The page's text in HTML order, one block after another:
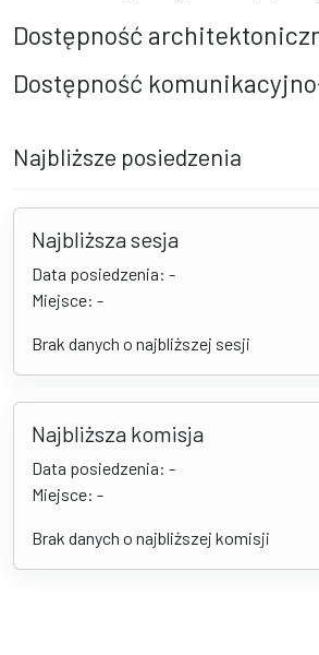
Dostępność
Dostępność
Najbliższe posiedzenia
Najbliższa sesja
Data posiedzenia: -
Miejsce: -
Brak danych o najbliższej sesji
Najbliższa komisja
Data posiedzenia: -
Miejsce: -
Brak danych o najbliższej komisji